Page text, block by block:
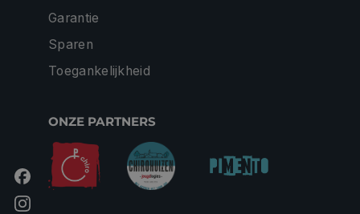
Garantie
Sparen
Toegankelijkheid
ONZE PARTNERS